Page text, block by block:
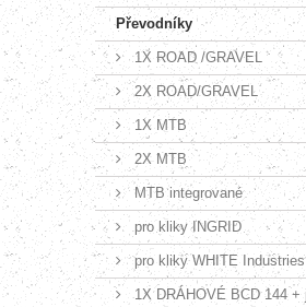
Převodníky
1X ROAD /GRAVEL
2X ROAD/GRAVEL
1X MTB
2X MTB
MTB integrované
pro kliky INGRID
pro kliky WHITE Industries
1X DRÁHOVÉ BCD 144 +